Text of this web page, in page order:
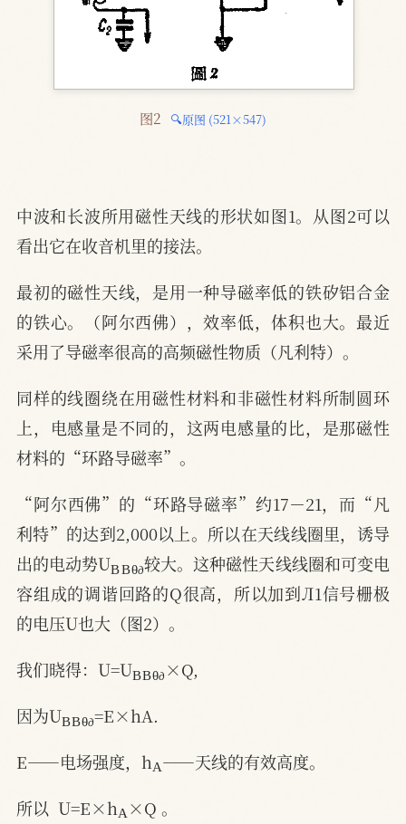
图2 🔍原图 (521×547)
中波和长波所用磁性天线的形状如图1。从图2可以
看出它在收音机里的接法。
最初的磁性天线，是用一种导磁率低的铁矽铝合金
的铁心。（阿尔西佛），效率低，体积也大。最近
采用了导磁率很高的高频磁性物质（凡利特）。
同样的线圈绕在用磁性材料和非磁性材料所制圆环
上，电感量是不同的，这两电感量的比，是那磁性
材料的“环路导磁率”。
“阿尔西佛”的“环路导磁率”约17－21，而“凡
利特”的达到2,000以上。所以在天线线圈里，诱导
出的电动势U
д
BBθд
较大。这种磁性天线线圈和可变电
容组成的调谐回路的Q很高，所以加到Л1信号栅极
的电压U也大（图2）。
我们晓得：U=U
д ×Q,
因为U
д=E×hA.
E——电场强度，h ——天线的有效高度。
所以  U=E×h
×Q 。